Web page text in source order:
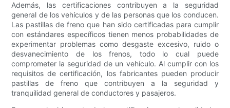
Además, las certificaciones contribuyen a la seguridad
general de los vehículos y de las personas que los conducen.
Las pastillas de freno que han sido certificadas para cumplir
con estándares específicos tienen menos probabilidades de
experimentar problemas como desgaste excesivo, ruido o
desvanecimiento de los frenos, todo lo cual puede
comprometer la seguridad de un vehículo. Al cumplir con los
requisitos de certificación, los fabricantes pueden producir
pastillas de freno que contribuyen a la seguridad y
tranquilidad general de conductores y pasajeros.